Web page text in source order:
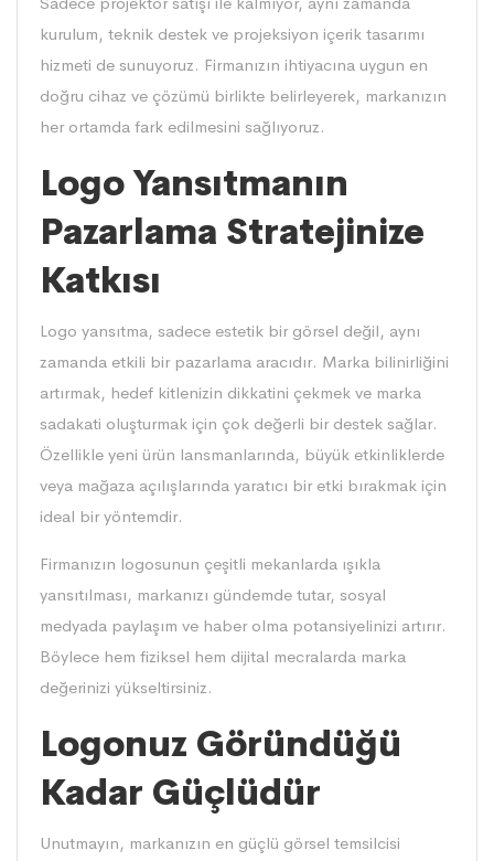
kurulum, teknik destek ve projeksiyon içerik tasarımı
hizmeti de sunuyoruz. Firmanızın ihtiyacına uygun en
doğru cihaz ve çözümü birlikte belirleyerek, markanızın
her ortamda fark edilmesini sağlıyoruz.
Logo Yansıtmanın
Pazarlama Stratejinize
Katkısı
Logo yansıtma, sadece estetik bir görsel değil, aynı
zamanda etkili bir pazarlama aracıdır. Marka bilinirliğini
artırmak, hedef kitlenizin dikkatini çekmek ve marka
sadakati oluşturmak için çok değerli bir destek sağlar.
Özellikle yeni ürün lansmanlarında, büyük etkinliklerde
veya mağaza açılışlarında yaratıcı bir etki bırakmak için
ideal bir yöntemdir.
Firmanızın logosunun çeşitli mekanlarda ışıkla
yansıtılması, markanızı gündemde tutar, sosyal
medyada paylaşım ve haber olma potansiyelinizi artırır.
Böylece hem fiziksel hem dijital mecralarda marka
değerinizi yükseltirsiniz.
Logonuz Göründüğü
Kadar Güçlüdür
Unutmayın, markanızın en güçlü görsel temsilcisi